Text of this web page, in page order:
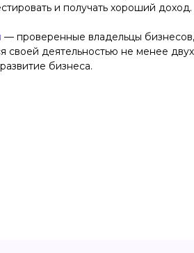
и получать хороший доход.
— проверенные владельцы
своей деятельностью не менее двух
бизнеса.